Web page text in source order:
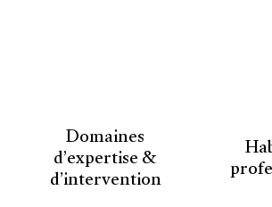
Domaines
d’expertise &
d’intervention